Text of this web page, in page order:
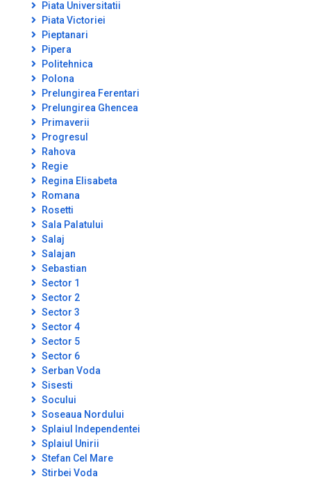
Piata Universitatii
Piata Victoriei
Pieptanari
Pipera
Politehnica
Polona
Prelungirea Ferentari
Prelungirea Ghencea
Primaverii
Progresul
Rahova
Regie
Regina Elisabeta
Romana
Rosetti
Sala Palatului
Salaj
Salajan
Sebastian
Sector 1
Sector 2
Sector 3
Sector 4
Sector 5
Sector 6
Serban Voda
Sisesti
Socului
Soseaua Nordului
Splaiul Independentei
Splaiul Unirii
Stefan Cel Mare
Stirbei Voda